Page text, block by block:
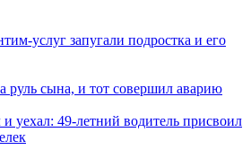
услуг запугали подростка и его
руль сына, и тот совершил аварию
уехал: 49-летний водитель присвоил